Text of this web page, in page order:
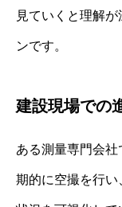
見ていくと理解
ンです。
建設現場での
ある測量専門会
期的に空撮を行